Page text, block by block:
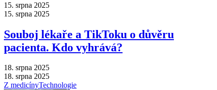
15. srpna 2025
15. srpna 2025
Souboj lékaře a TikToku o důvěru
pacienta. Kdo vyhrává?
18. srpna 2025
18. srpna 2025
Z medicínyTechnologie